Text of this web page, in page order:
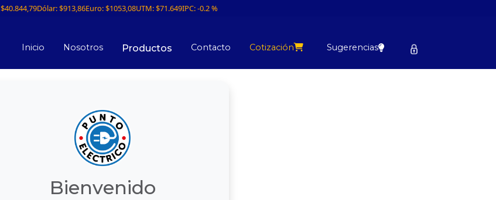
$40.844,79Dólar:$913,86Euro:$1053,08UTM:$71.649IPC:-0.2 %
Inicio Nosotros Productos Contacto Cotización Sugerencias
Bienvenido